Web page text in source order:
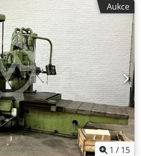
Aukce
1 / 15